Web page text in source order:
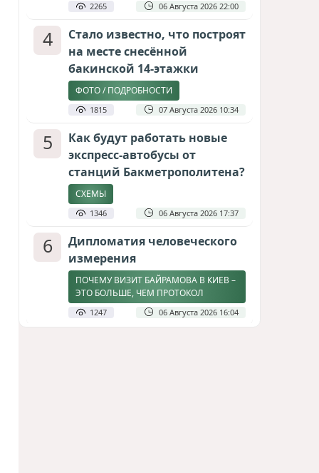
2265 06 Августа 2026 22:00
4
Стало известно, что построят
на месте снесённой
бакинской 14-этажки
ФОТО / ПОДРОБНОСТИ
1815 07 Августа 2026 10:34
5
Как будут работать новые
экспресс-автобусы от
станций Бакметрополитена?
СХЕМЫ
1346 06 Августа 2026 17:37
6
Дипломатия человеческого
измерения
ПОЧЕМУ ВИЗИТ БАЙРАМОВА В КИЕВ –
ЭТО БОЛЬШЕ, ЧЕМ ПРОТОКОЛ
1247 06 Августа 2026 16:04